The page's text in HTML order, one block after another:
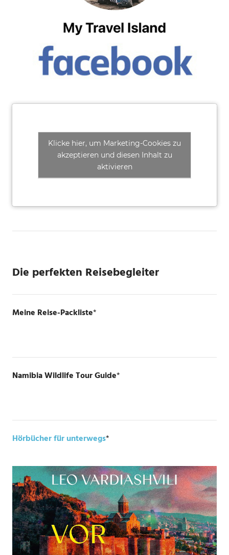
Klicke hier, um Marketing-Cookies zu
akzeptieren und diesen Inhalt zu
aktivieren
Die perfekten Reisebegleiter
Meine Reise-Packliste*
Namibia Wildlife Tour Guide*
Hörbücher für unterwegs*